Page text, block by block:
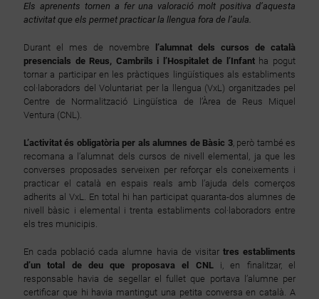
Els aprenents tornen a fer una valoració molt positiva d’aquesta
activitat que els permet practicar la llengua fora de l’aula.
Durant el mes de novembre
l’alumnat dels cursos de català
presencials de Reus, Cambrils i l’Hospitalet de l’Infant ha pogut
tornar a participar en les pràctiques lingüístiques als establiments
col·laboradors del Voluntariat per la llengua (VxL) organitzades pel
Centre de Normalització Lingüística de l’Àrea de Reus Miquel
Ventura (CNL).
L’activitat és obligatòria per als alumnes de Bàsic 3, però també es
recomana a l’alumnat dels cursos de nivell elemental, ja que les
converses proposades serveixen per reforçar els coneixements i
practicar el català en espais reals amb l’ajuda dels comerços
adherits al VxL. En total hi han participat quaranta-dos alumnes de
nivell bàsic i elemental i trenta establiments col·laboradors entre
els tres municipis.
En cada població cada alumne havia de visitartres establiments
d’un total de deu que proposava el CNLi, en finalitzar, el
responsable havia de segellar el fullet que portava l’alumne per
certificar que hi havia mantingut una petita conversa en català. A